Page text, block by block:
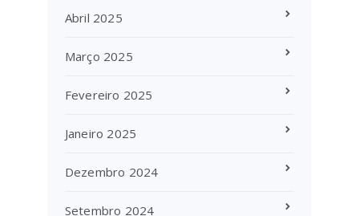
Abril 2025
Março 2025
Fevereiro 2025
Janeiro 2025
Dezembro 2024
Setembro 2024